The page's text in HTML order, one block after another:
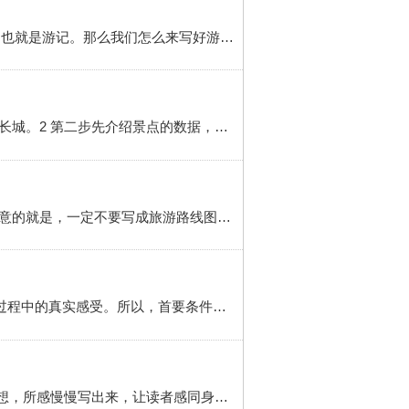
小时候学校经常会组织春游、秋游等户外旅游活动，然后老师会提醒大家游玩回来后记得写一篇游玩心得，也就是游记。那么我们怎么来写好游记作文呢？以下是我个人的经验，小作者们可以借鉴一下。方法/步骤 1 首先，要对作文有一个整体的结构构思。开头我们可以写游玩前的准备工作以及心情。比如我准备了什么好吃的、好玩的...
1 第一步先假设出自己要介绍什么景点，必须是自己了解的。开头可以直接写我向大家介绍的是中外闻名的长城。2 第二步先介绍景点的数据，可以从网上查找起源和文化背景，例如长城的长度，建筑时间这些。3 第三步可以介绍景点的历史背景和功能，例如说长城是为了抵御外敌修建的。可以穿插些历史传说。4 第四步写景点现在...
游览顺序的作文,要按游览的顺序描写,抓住游览重点描写,略写前后，情、理、景相结合。同时有一些需要注意的就是，一定不要写成旅游路线图。方法/步骤 1 按游览的顺序描写认真观察和记忆游览的景物的基础上，按照见到景物的次序，来写所看到的景物。这样才能做到条理清楚、自然。通常有两种写法。一种就是定点观察。如...
1 一、写作心态。以写作文为目的而进行旅游活动，可谓是“捡了芝麻，丢了西瓜”，而且势必影响自己旅游过程中的真实感受。所以，首要条件是调整好心态，放松心情，尽情享受旅游过程中的点点滴滴。2 二、记录工具的准备。为避免旅游归来以后，忘记过程中感受的一点一滴，可以携带记事本随时记录下自己在旅游过程中的感想...
旅游景点 方法/步骤 1 游记必须条理清楚一般游记都会按照时间地点的顺序来写，要把每个地点的所看，所想，所感慢慢写出来，让读者感同身受，同时，也使文章有条有理，层次清晰。2 要细心观察我们要有一双发现美的眼睛，游玩时，不能过眼云烟走马观花，要细细观察。去欣赏它们的颜色，形状和动态，只有这样，才...